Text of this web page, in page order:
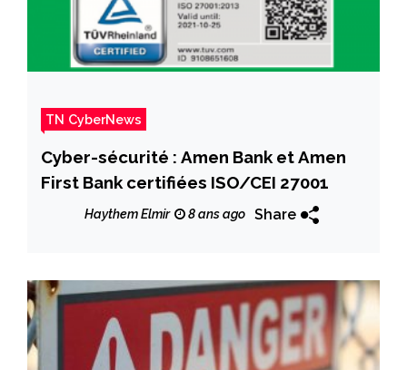
TN CyberNews
Cyber-sécurité : Amen Bank et Amen
First Bank certifiées ISO/CEI 27001
Haythem Elmir 8 ans ago Share